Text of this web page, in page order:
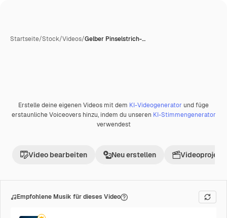
Startseite/Stock/Videos/Gelber Pinselstrich-…
Premium
Erstelle deine eigenen Videos mit dem KI-Videogenerator und füge
erstaunliche Voiceovers hinzu, indem du unseren KI-Stimmengenerator
verwendest
Video bearbeiten Neu erstellen Videoprojekt
Empfohlene Musik für dieses Video